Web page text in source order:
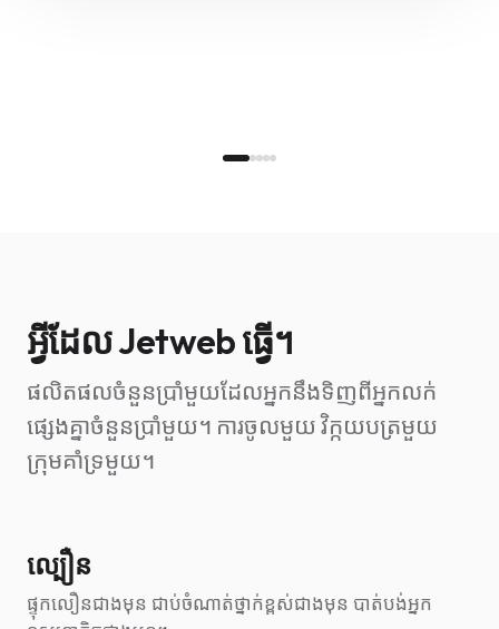
អ្វីដែល Jetweb ធ្វើ។
ផលិតផលចំនួនប្រាំមួយដែលអ្នកនឹងទិញពីអ្នកលក់
ផ្សេងគ្នាចំនួនប្រាំមួយ។ ការចូលមួយ វិក្កយបត្រមួយ
ក្រុមគាំទ្រមួយ។
ល្បឿន
ផ្ទុកលឿនជាងមុន ជាប់ចំណាត់ថ្នាក់ខ្ពស់ជាងមុន បាត់បង់អ្នក